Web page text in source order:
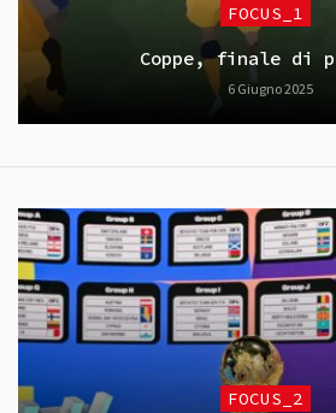
FOCUS_1
Coppe, finale di
6 Giugno 2025
FOCUS_2